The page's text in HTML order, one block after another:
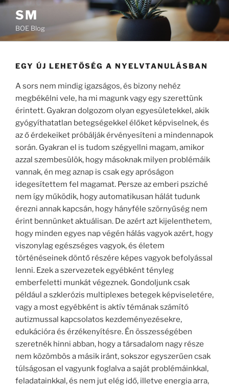
Tartalomhoz
SM
BOE Blog
EGY ÚJ LEHETŐSÉG A NYELVTANULÁSBAN
A sors nem mindig igazságos, és bizony nehéz
megbékélni vele, ha mi magunk vagy egy szerettünk
érintett. Gyakran dolgozom olyan egyesületekkel, akik
gyógyíthatatlan betegségekkel élőket képviselnek, és
az ő érdekeiket próbálják érvényesíteni a mindennapok
során. Gyakran el is tudom szégyellni magam, amikor
azzal szembesülök, hogy másoknak milyen problémáik
vannak, én meg aznap is csak egy apróságon
idegesítettem fel magamat. Persze az emberi psziché
nem így működik, hogy automatikusan hálát tudunk
érezni annak kapcsán, hogy hányféle szörnyűség nem
érint bennünket aktuálisan. De azért azt kijelenthetem,
hogy minden egyes nap végén hálás vagyok azért, hogy
viszonylag egészséges vagyok, és életem
történéseinek döntő részére képes vagyok befolyással
lenni. Ezek a szervezetek egyébként tényleg
emberfeletti munkát végeznek. Gondoljunk csak
például a szklerózis multiplexes betegek képviseletére,
vagy a most egyébként is aktív témának számító
autizmussal kapcsolatos kezdeményezésekre,
edukációra és érzékenyítésre. Én összességében
szeretnék hinni abban, hogy a társadalom nagy része
nem közömbös a másik iránt, sokszor egyszerűen csak
túlságosan el vagyunk foglalva a saját problémáinkkal,
feladatainkkal, és nem jut elég idő, illetve energia arra,